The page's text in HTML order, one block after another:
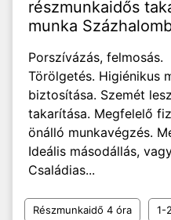
részmunkaidős
munka
Porszívázás, felmosás.
Törölgetés. Higiénikus
biztosítása. Szemét
takarítása. Megfelelő
önálló munkavégzés.
Ideális másodállás,
Családias...
Részmunkaidő 4 óra 1-